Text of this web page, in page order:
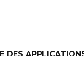
DES